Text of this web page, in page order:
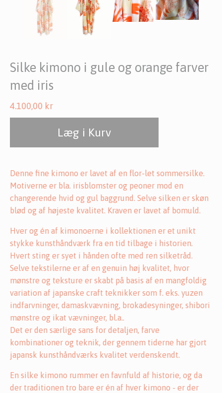
Silke kimono i gule og orange farver
med iris
4.100,00 kr
Læg i Kurv
Denne fine kimono er lavet af en flor-let sommersilke.
Motiverne er bla. irisblomster og peoner mod en
changerende hvid og gul baggrund. Selve silken er skøn
blød og af højeste kvalitet. Kraven er lavet af bomuld.
Hver og én af kimonoerne i kollektionen er et unikt
stykke kunsthåndværk fra en tid tilbage i historien.
Hvert sting er syet i hånden ofte med ren silketråd.
Selve tekstilerne er af en genuin høj kvalitet, hvor
mønstre og teksture er skabt på basis af en mangfoldig
variation af japanske craft teknikker som f. eks. yuzen
indfarvninger, damaskvævning, brokadesyninger, shibori
mønstre og ikat vævninger, bl.a..
Det er den særlige sans for detaljen, farve
kombinationer og teknik, der gennem tiderne har gjort
japansk kunsthåndværks kvalitet verdenskendt.
En silke kimono rummer en favnfuld af historie, og da
der traditionen tro bare er én af hver kimono - er der